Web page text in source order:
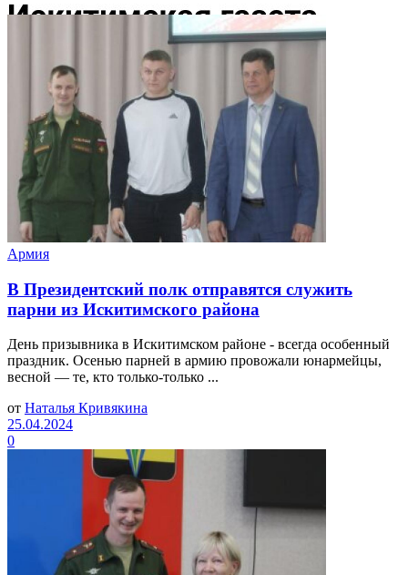
Армия
В Президентский полк отправятся служить
парни из Искитимского района
День призывника в Искитимском районе - всегда особенный
праздник. Осенью парней в армию провожали юнармейцы,
весной — те, кто только-только ...
от Наталья Кривякина
25.04.2024
0